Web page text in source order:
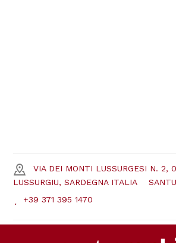
VIA DEI MONTI LUSSURGESI N. 2,
LUSSURGIU, SARDEGNA ITALIA
+39 371 395 1470